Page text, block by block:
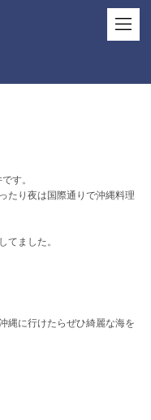
す。
たり夜は国際通りで沖縄料理
てました。
縄に行けたらぜひ綺麗な海を